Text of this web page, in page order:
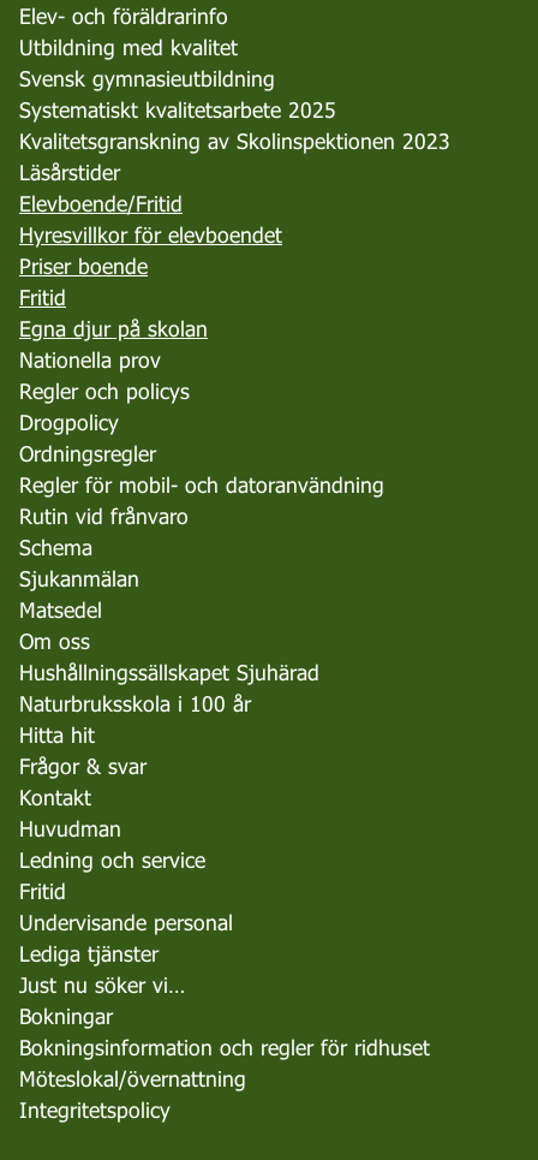
Elev- och föräldrarinfo
Utbildning med kvalitet
Svensk gymnasieutbildning
Systematiskt kvalitetsarbete 2025
Kvalitetsgranskning av Skolinspektionen 2023
Läsårstider
Elevboende/Fritid
Hyresvillkor för elevboendet
Priser boende
Fritid
Egna djur på skolan
Nationella prov
Regler och policys
Drogpolicy
Ordningsregler
Regler för mobil- och datoranvändning
Rutin vid frånvaro
Schema
Sjukanmälan
Matsedel
Om oss
Hushållningssällskapet Sjuhärad
Naturbruksskola i 100 år
Hitta hit
Frågor & svar
Kontakt
Huvudman
Ledning och service
Fritid
Undervisande personal
Lediga tjänster
Just nu söker vi…
Bokningar
Bokningsinformation och regler för ridhuset
Möteslokal/övernattning
Integritetspolicy